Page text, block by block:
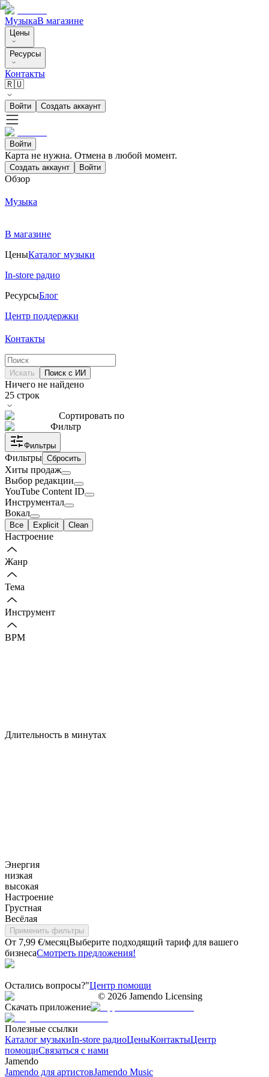
МузыкаВ магазине
Цены
Ресурсы
Контакты
🇷🇺
Войти Создать аккаунт
Войти
Карта не нужна. Отмена в любой момент.
Создать аккаунт Войти
Обзор
Музыка
В магазине
ЦеныКаталог музыки
In-store радио
РесурсыБлог
Центр поддержки
Контакты
Искать Поиск с ИИ
Ничего не найдено
25 строк
Сортировать по
Фильтр
Фильтры
Фильтры Сбросить
Хиты продаж
Выбор редакции
YouTube Content ID
Инструментал
Вокал
Все Explicit Clean
Настроение
Жанр
Тема
Инструмент
BPM
Длительность в минутах
Энергия
низкая
высокая
Настроение
Грустная
Весёлая
Применить фильтры
От 7,99 €/месяцВыберите подходящий тариф для вашего
бизнесаСмотреть предложения!
Остались вопросы?"Центр помощи
© 2026 Jamendo Licensing
Скачать приложение
Полезные ссылки
Каталог музыкиIn-store радиоЦеныКонтактыЦентр
помощиСвязаться с нами
Jamendo
Jamendo для артистовJamendo Music